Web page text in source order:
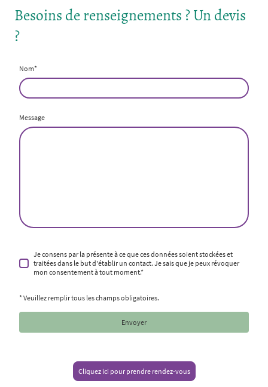
Besoins de renseignements ? Un devis
?
Nom*
Message
Je consens par la présente à ce que ces données soient stockées et
traitées dans le but d'établir un contact. Je sais que je peux révoquer
mon consentement à tout moment.*
* Veuillez remplir tous les champs obligatoires.
Envoyer
Cliquez ici pour prendre rendez-vous